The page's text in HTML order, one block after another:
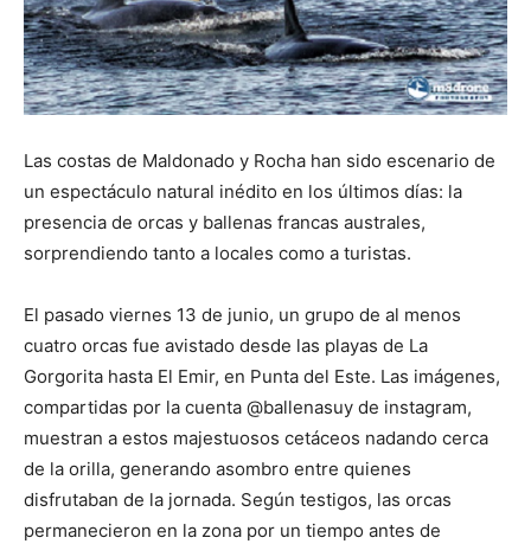
Las costas de Maldonado y Rocha han sido escenario de
un espectáculo natural inédito en los últimos días: la
presencia de orcas y ballenas francas australes,
sorprendiendo tanto a locales como a turistas.
El pasado viernes 13 de junio, un grupo de al menos
cuatro orcas fue avistado desde las playas de La
Gorgorita hasta El Emir, en Punta del Este. Las imágenes,
compartidas por la cuenta @ballenasuy de instagram,
muestran a estos majestuosos cetáceos nadando cerca
de la orilla, generando asombro entre quienes
disfrutaban de la jornada. Según testigos, las orcas
permanecieron en la zona por un tiempo antes de